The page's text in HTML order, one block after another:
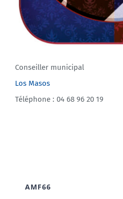
Conseiller municipal
Los Masos
Téléphone : 04 68 96 20 19
AMF66